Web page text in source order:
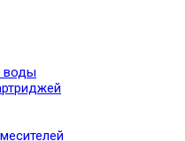
воды